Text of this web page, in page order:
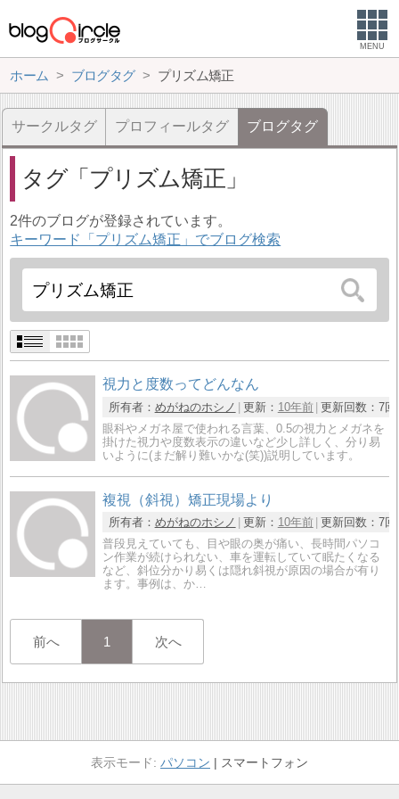
MENU
ホーム ブログタグ プリズム矯正
サークルタグ プロフィールタグ ブログタグ
タグ プリズム矯正
2件のブログが登録されています。
キーワード「プリズム矯正」でブログ検索
視力と度数ってどんなん
所有者： めがねのホシノ 更新： 10年前 更新回数： 7回
眼科やメガネ屋で使われる言葉、0.5の視力とメガネを
掛けた視力や度数表示の違いなど少し詳しく、分り易
いように(まだ解り難いかな(笑))説明しています。
複視（斜視）矯正現場より
所有者： めがねのホシノ 更新： 10年前 更新回数： 7回
普段見えていても、目や眼の奥が痛い、長時間パソコ
ン作業が続けられない、車を運転していて眠たくなる
など、斜位分かり易くは隠れ斜視が原因の場合が有り
ます。事例は、か…
前へ 1 次へ
パソコン スマートフォン